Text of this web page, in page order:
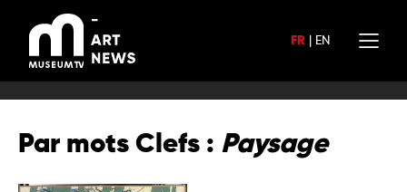
contenu
FR EN
Par mots Clefs : Paysage